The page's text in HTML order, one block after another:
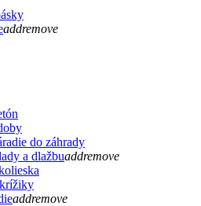
addremove
do záhrady
a dlažbuaddremove
addremove